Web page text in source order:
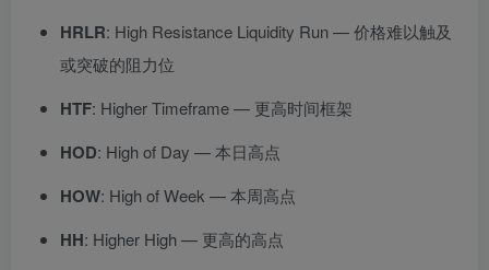
HRLR: High Resistance Liquidity Run — 价格难以触及
或突破的阻力位
HTF: Higher Timeframe — 更高时间框架
HOD: High of Day — 本日高点
HOW: High of Week — 本周高点
HH: Higher High — 更高的高点